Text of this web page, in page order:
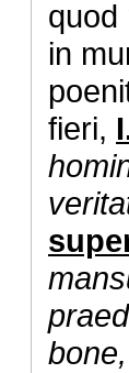
quod
in
fieri,